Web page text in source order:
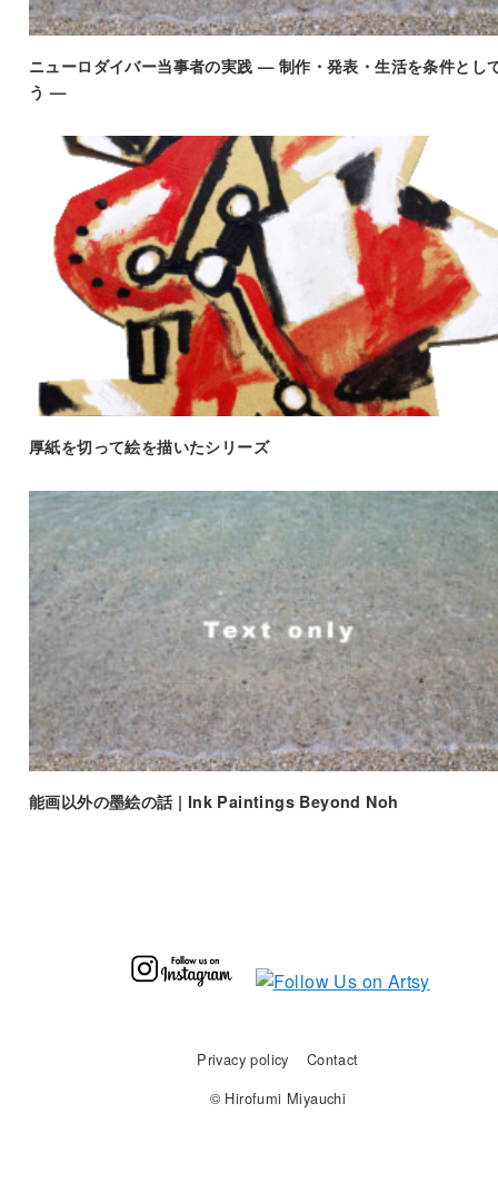
ニューロダイバー当事者の実践 — 制作・発表・生活を条件とし
う —
厚紙を切って絵を描いたシリーズ
能画以外の墨絵の話 | Ink Paintings Beyond Noh
Privacy policy
Contact
© Hirofumi Miyauchi